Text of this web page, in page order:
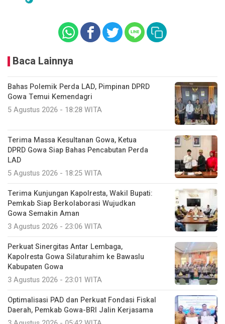
Baca Lainnya
Bahas Polemik Perda LAD, Pimpinan DPRD
Gowa Temui Kemendagri
5 Agustus 2026 - 18:28 WITA
Terima Massa Kesultanan Gowa, Ketua
DPRD Gowa Siap Bahas Pencabutan Perda
LAD
5 Agustus 2026 - 18:25 WITA
Terima Kunjungan Kapolresta, Wakil Bupati:
Pemkab Siap Berkolaborasi Wujudkan
Gowa Semakin Aman
3 Agustus 2026 - 23:06 WITA
Perkuat Sinergitas Antar Lembaga,
Kapolresta Gowa Silaturahim ke Bawaslu
Kabupaten Gowa
3 Agustus 2026 - 23:01 WITA
Optimalisasi PAD dan Perkuat Fondasi Fiskal
Daerah, Pemkab Gowa-BRI Jalin Kerjasama